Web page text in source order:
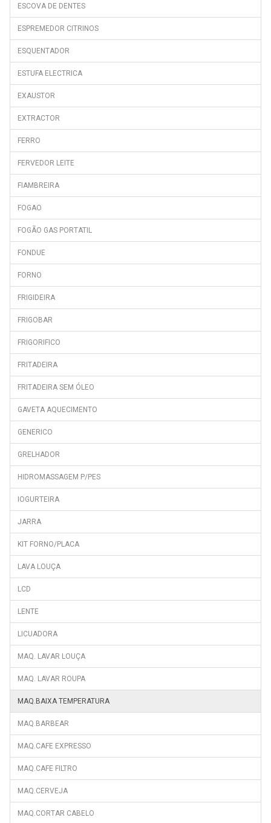
ESCOVA DE DENTES
ESPREMEDOR CITRINOS
ESQUENTADOR
ESTUFA ELECTRICA
EXAUSTOR
EXTRACTOR
FERRO
FERVEDOR LEITE
FIAMBREIRA
FOGAO
FOGÃO GAS PORTATIL
FONDUE
FORNO
FRIGIDEIRA
FRIGOBAR
FRIGORIFICO
FRITADEIRA
FRITADEIRA SEM ÓLEO
GAVETA AQUECIMENTO
GENERICO
GRELHADOR
HIDROMASSAGEM P/PES
IOGURTEIRA
JARRA
KIT FORNO/PLACA
LAVA LOUÇA
LCD
LENTE
LICUADORA
MAQ. LAVAR LOUÇA
MAQ. LAVAR ROUPA
MAQ.BAIXA TEMPERATURA
MAQ.BARBEAR
MAQ.CAFE EXPRESSO
MAQ.CAFE FILTRO
MAQ.CERVEJA
MAQ.CORTAR CABELO